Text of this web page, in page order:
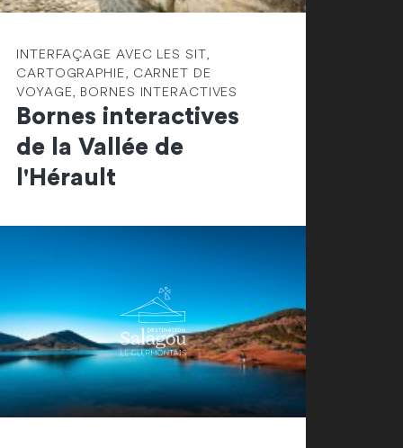
INTERFAÇAGE AVEC LES SIT,
CARTOGRAPHIE, CARNET DE
VOYAGE, BORNES INTERACTIVES
Bornes interactives
de la Vallée de
l'Hérault